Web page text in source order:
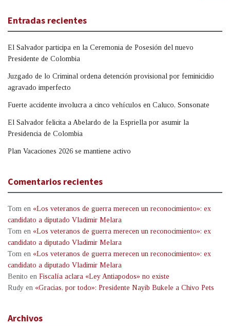
Entradas recientes
El Salvador participa en la Ceremonia de Posesión del nuevo
Presidente de Colombia
Juzgado de lo Criminal ordena detención provisional por feminicidio
agravado imperfecto
Fuerte accidente involucra a cinco vehículos en Caluco, Sonsonate
El Salvador felicita a Abelardo de la Espriella por asumir la
Presidencia de Colombia
Plan Vacaciones 2026 se mantiene activo
Comentarios recientes
Tom en «Los veteranos de guerra merecen un reconocimiento»: ex
candidato a diputado Vladimir Melara
Tom en «Los veteranos de guerra merecen un reconocimiento»: ex
candidato a diputado Vladimir Melara
Tom en «Los veteranos de guerra merecen un reconocimiento»: ex
candidato a diputado Vladimir Melara
Benito en Fiscalía aclara «Ley Antiapodos» no existe
Rudy en «Gracias, por todo»: Presidente Nayib Bukele a Chivo Pets
Archivos